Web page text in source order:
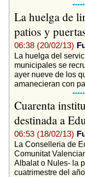
La huelga de
patios y
06:38 (20/02/13)
La huelga del
municipales se
ayer nueve de los
amanecieran con
Cuarenta
destinada a
06:53 (18/02/13)
La Conselleria de
Comunitat
Albalat o Nules- la
cuatrimestre del